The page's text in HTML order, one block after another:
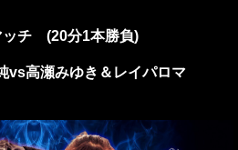
チ (20分1本勝負)
vs高瀬みゆき＆レイパロマ